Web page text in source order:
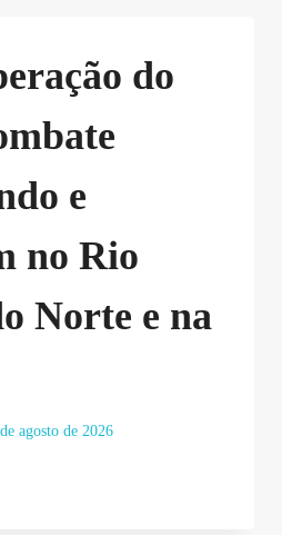
do
e
no Rio
Norte e na
agosto de 2026